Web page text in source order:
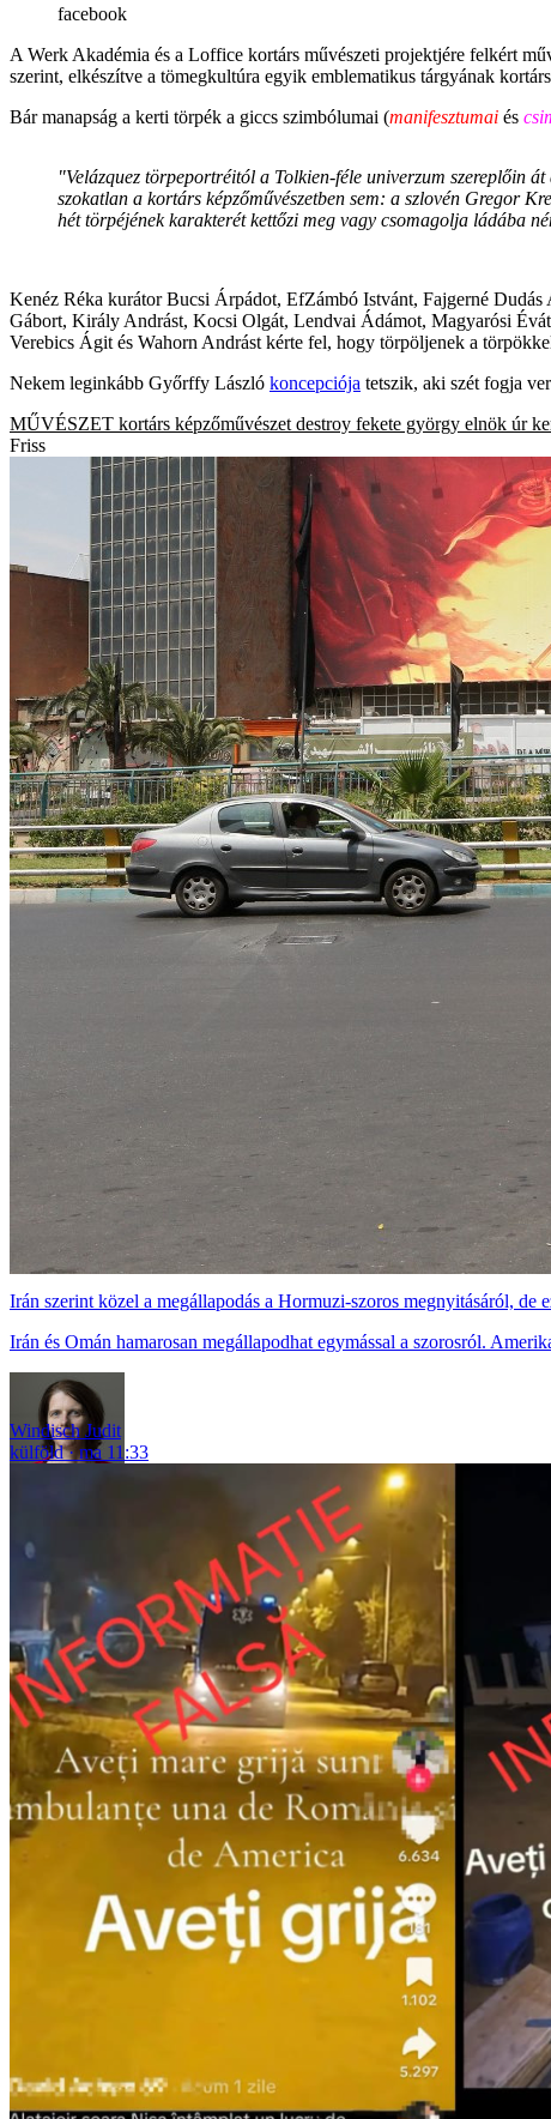
facebook
A Werk Akadémia és a Loffice kortárs művészeti projektjére felkért
szerint, elkészítve a tömegkultúra egyik emblematikus tárgyának
Bár manapság a kerti törpék a giccs szimbólumai (manifesztumai és
"Velázquez törpeportréitól a Tolkien-féle univerzum szereplőin
szokatlan a kortárs képzőművészetben sem: a szlovén Gregor
hét törpéjének karakterét kettőzi meg vagy csomagolja ládába
Kenéz Réka kurátor Bucsi Árpádot, EfZámbó Istvánt, Fajgerné
Gábort, Király Andrást, Kocsi Olgát, Lendvai Ádámot, Magyarósi
Verebics Ágit és Wahorn Andrást kérte fel, hogy törpöljenek a
Nekem leginkább Győrffy László koncepciója tetszik, aki szét fogja
MŰVÉSZET kortárs képzőművészet destroy fekete györgy elnök úr
Friss
Irán szerint közel a megállapodás a Hormuzi-szoros megnyitásáról, de
Irán és Omán hamarosan megállapodhat egymással a szorosról.
Windisch Judit
külföld
ma 11:33